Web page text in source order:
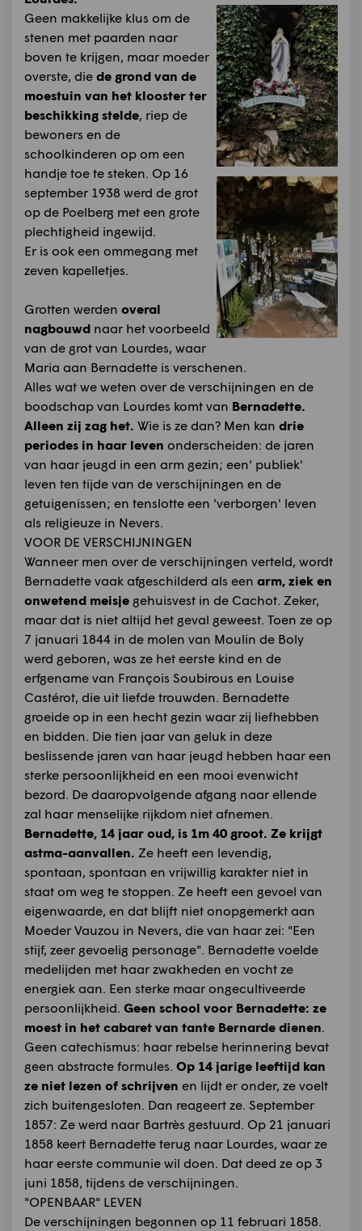
Geen makkelijke klus om de
stenen met paarden naar
boven te krijgen, maar moeder
overste, die de grond van de
moestuin van het klooster ter
beschikking stelde , riep de
bewoners en de
schoolkinderen op om een
handje toe te steken. Op 16
september 1938 werd de grot
op de Poelberg met een grote
plechtigheid ingewijd.
Er is ook een ommegang met
zeven kapelletjes.
Grotten werden overal
nagbouwd naar het voorbeeld
van de grot van Lourdes, waar
Maria aan Bernadette is verschenen.
Alles wat we weten over de verschijningen en de
boodschap van Lourdes komt van Bernadette.
Alleen zij zag het. Wie is ze dan? Men kan drie
periodes in haar leven onderscheiden: de jaren
van haar jeugd in een arm gezin; een' publiek'
leven ten tijde van de verschijningen en de
getuigenissen; en tenslotte een 'verborgen' leven
als religieuze in Nevers.
VOOR DE VERSCHIJNINGEN
Wanneer men over de verschijningen verteld, wordt
Bernadette vaak afgeschilderd als een arm, ziek en
onwetend meisje gehuisvest in de Cachot. Zeker,
maar dat is niet altijd het geval geweest. Toen ze op
7 januari 1844 in de molen van Moulin de Boly
werd geboren, was ze het eerste kind en de
erfgename van François Soubirous en Louise
Castérot, die uit liefde trouwden. Bernadette
groeide op in een hecht gezin waar zij liefhebben
en bidden. Die tien jaar van geluk in deze
beslissende jaren van haar jeugd hebben haar een
sterke persoonlijkheid en een mooi evenwicht
bezord. De daaropvolgende afgang naar ellende
zal haar menselijke rijkdom niet afnemen.
Bernadette, 14 jaar oud, is 1m 40 groot. Ze krijgt
astma-aanvallen. Ze heeft een levendig,
spontaan, spontaan en vrijwillig karakter niet in
staat om weg te stoppen. Ze heeft een gevoel van
eigenwaarde, en dat blijft niet onopgemerkt aan
Moeder Vauzou in Nevers, die van haar zei: "Een
stijf, zeer gevoelig personage". Bernadette voelde
medelijden met haar zwakheden en vocht ze
energiek aan. Een sterke maar ongecultiveerde
persoonlijkheid. Geen school voor Bernadette: ze
moest in het cabaret van tante Bernarde dienen
Geen catechismus: haar rebelse herinnering bevat
geen abstracte formules. Op 14 jarige leeftijd kan
ze niet lezen of schrijven en lijdt er onder, ze voelt
zich buitengesloten. Dan reageert ze. September
1857: Ze werd naar Bartrès gestuurd. Op 21 januari
1858 keert Bernadette terug naar Lourdes, waar ze
haar eerste communie wil doen. Dat deed ze op 3
juni 1858, tijdens de verschijningen.
"OPENBAAR" LEVEN
De verschijningen begonnen op 11 februari 1858.